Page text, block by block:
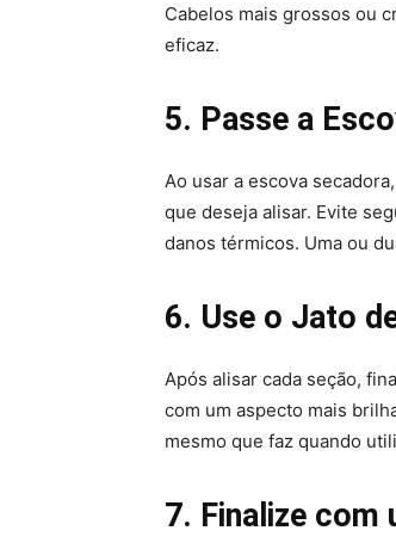
Cabelos mais grossos ou
eficaz.
5. Passe a
Ao usar a escova
que deseja alisar. Evite
danos térmicos. Uma ou
6. Use o Jato
Após alisar cada seção,
com um aspecto mais
mesmo que faz quando
7. Finalize com